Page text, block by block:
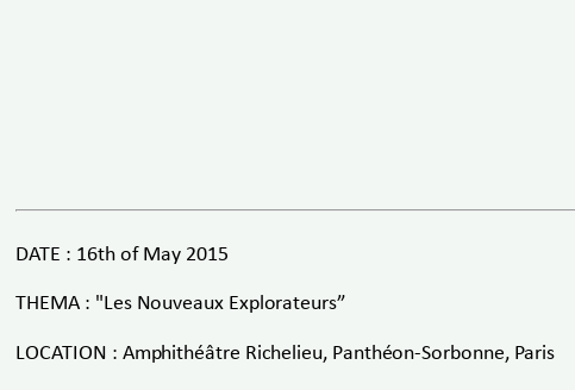
DATE : 16th of May 2015
THEMA : "Les Nouveaux Explorateurs”
LOCATION : Amphithéâtre Richelieu, Panthéon-Sorbonne, Paris